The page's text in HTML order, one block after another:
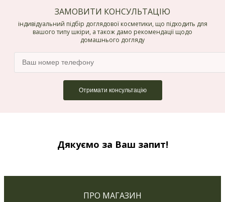
ЗАМОВИТИ КОНСУЛЬТАЦІЮ
індивідуальний підбір доглядової косметики, що підходить для
вашого типу шкіри, а також дамо рекомендації щодо
домашнього догляду
Дякуємо за Ваш запит!
ПРО МАГАЗИН